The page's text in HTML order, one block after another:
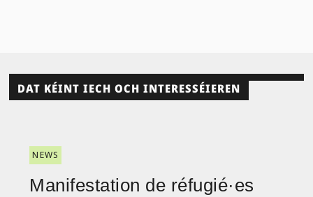
DAT KÉINT IECH OCH INTERESSÉIEREN
NEWS
Manifestation de réfugié·es